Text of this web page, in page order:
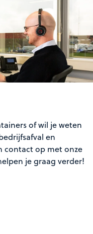
of wil je weten
en
contact op met onze
je graag verder!